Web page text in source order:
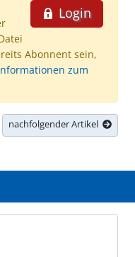
Login
Abonnent sein,
zum
nachfolgender Artikel